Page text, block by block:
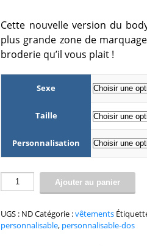
52,00€
à
65,00€
Cette nouvelle version du
plus grande zone de
broderie qu’il vous plait !
Sexe
Taille
Personnalisation
quantité
de
PHF
New
Ajouter au panier
UGS : NDCatégorie :vêtements
personnalisable, personnalisable-dos